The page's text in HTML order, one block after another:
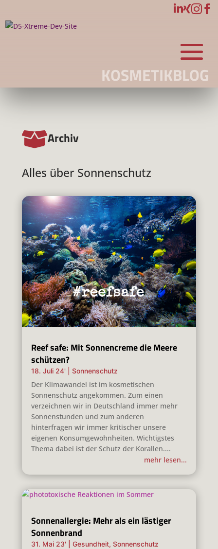
KOSMETIKBLOG




Archiv
Alles über Sonnenschutz
Reef safe: Mit Sonnencreme die Meere
schützen?
18. Juli 24' Sonnenschutz
Der Klimawandel ist im kosmetischen
Sonnenschutz angekommen. Zum einen
verzeichnen wir in Deutschland immer mehr
Sonnenstunden und zum anderen
hinterfragen wir immer kritischer unsere
eigenen Konsumgewohnheiten. Wichtigstes
Thema dabei ist der Schutz der Korallen....
mehr lesen...
Sonnenallergie: Mehr als ein lästiger
Sonnenbrand
31. Mai 23' Gesundheit, Sonnenschutz